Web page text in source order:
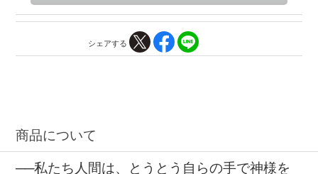
シェアする
商品について
──私たち人間は、とうとう自らの手で神様を